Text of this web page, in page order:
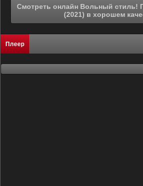
Смотреть онлайн Вольный стиль! Последний гребок
(2021) в хорошем
Плеер